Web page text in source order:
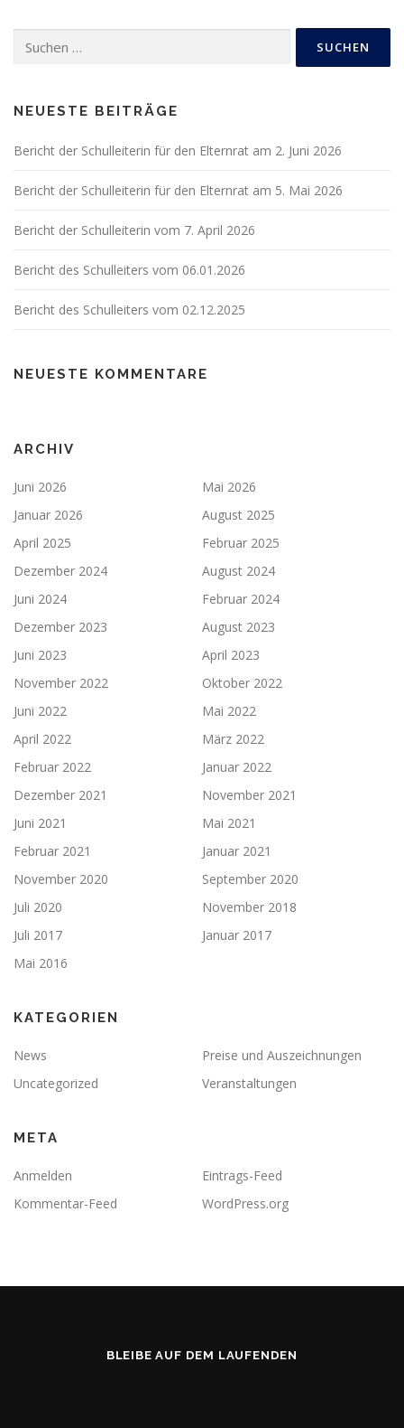
nach:
NEUESTE BEITRÄGE
Bericht der Schulleiterin für den Elternrat am 2. Juni 2026
Bericht der Schulleiterin für den Elternrat am 5. Mai 2026
Bericht der Schulleiterin vom 7. April 2026
Bericht des Schulleiters vom 06.01.2026
Bericht des Schulleiters vom 02.12.2025
NEUESTE KOMMENTARE
ARCHIV
Juni 2026
Mai 2026
Januar 2026
August 2025
April 2025
Februar 2025
Dezember 2024
August 2024
Juni 2024
Februar 2024
Dezember 2023
August 2023
Juni 2023
April 2023
November 2022
Oktober 2022
Juni 2022
Mai 2022
April 2022
März 2022
Februar 2022
Januar 2022
Dezember 2021
November 2021
Juni 2021
Mai 2021
Februar 2021
Januar 2021
November 2020
September 2020
Juli 2020
November 2018
Juli 2017
Januar 2017
Mai 2016
KATEGORIEN
News
Preise und Auszeichnungen
Uncategorized
Veranstaltungen
META
Anmelden
Eintrags-Feed
Kommentar-Feed
WordPress.org
BLEIBE AUF DEM LAUFENDEN